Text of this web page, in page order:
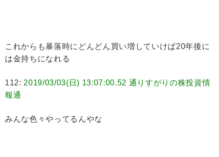
これからも暴落時にどんどん買い増していけば20年後に
は金持ちになれる
112: 2019/03/03(日) 13:07:00.52 通りすがりの株投資情
報通
みんな色々やってるんやな